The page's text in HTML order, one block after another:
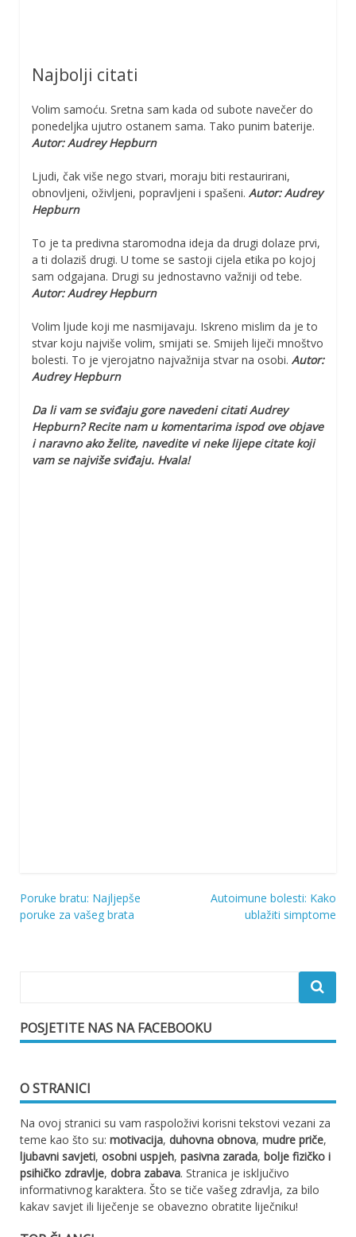
Najbolji citati
Volim samoću. Sretna sam kada od subote navečer do
ponedeljka ujutro ostanem sama. Tako punim baterije.
Autor: Audrey Hepburn
Ljudi, čak više nego stvari, moraju biti restaurirani,
obnovljeni, oživljeni, popravljeni i spašeni. Autor: Audrey
Hepburn
To je ta predivna staromodna ideja da drugi dolaze prvi,
a ti dolaziš drugi. U tome se sastoji cijela etika po kojoj
sam odgajana. Drugi su jednostavno važniji od tebe.
Autor: Audrey Hepburn
Volim ljude koji me nasmijavaju. Iskreno mislim da je to
stvar koju najviše volim, smijati se. Smijeh liječi mnoštvo
bolesti. To je vjerojatno najvažnija stvar na osobi. Autor:
Audrey Hepburn
Da li vam se sviđaju gore navedeni citati Audrey
Hepburn? Recite nam u komentarima ispod ove objave
i naravno ako želite, navedite vi neke lijepe citate koji
vam se najviše sviđaju. Hvala!
Navigacija
Poruke bratu: Najljepše
poruke za vašeg brata
Autoimune bolesti: Kako
ublažiti simptome
POSJETITE NAS NA FACEBOOKU
O STRANICI
Na ovoj stranici su vam raspoloživi korisni tekstovi vezani za
teme kao što su: motivacija, duhovna obnova, mudre priče,
ljubavni savjeti, osobni uspjeh, pasivna zarada, bolje fizičko i
psihičko zdravlje, dobra zabava. Stranica je isključivo
informativnog karaktera. Što se tiče vašeg zdravlja, za bilo
kakav savjet ili liječenje se obavezno obratite liječniku!